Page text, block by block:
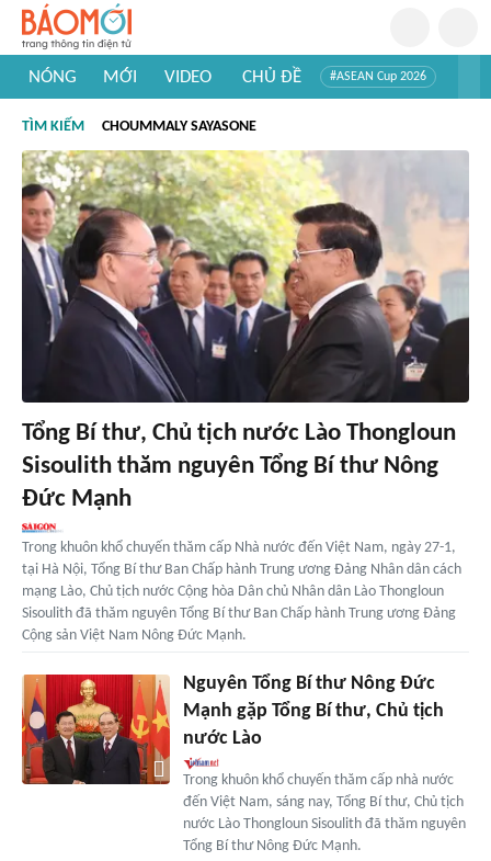
NÓNG MỚI VIDEO CHỦ ĐỀ #ASEAN Cup 2026
#Khám phá thế giới
TÌM KIẾM CHOUMMALY SAYASONE
Tổng Bí thư, Chủ tịch nước Lào Thongloun
Sisoulith thăm nguyên Tổng Bí thư Nông
Đức Mạnh
Trong khuôn khổ chuyến thăm cấp Nhà nước đến Việt Nam, ngày 27-1,
tại Hà Nội, Tổng Bí thư Ban Chấp hành Trung ương Đảng Nhân dân cách
mạng Lào, Chủ tịch nước Cộng hòa Dân chủ Nhân dân Lào Thongloun
Sisoulith đã thăm nguyên Tổng Bí thư Ban Chấp hành Trung ương Đảng
Cộng sản Việt Nam Nông Đức Mạnh.
Nguyên Tổng Bí thư Nông Đức
Mạnh gặp Tổng Bí thư, Chủ tịch
nước Lào
Trong khuôn khổ chuyến thăm cấp nhà nước
đến Việt Nam, sáng nay, Tổng Bí thư, Chủ tịch
nước Lào Thongloun Sisoulith đã thăm nguyên
Tổng Bí thư Nông Đức Mạnh.